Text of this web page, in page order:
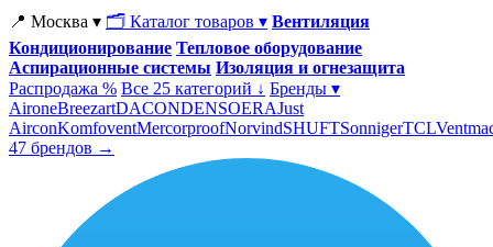
📍 Москва ▾ 🗂 Каталог товаров ▾ Вентиляция
Кондиционирование Тепловое оборудование
Аспирационные системы Изоляция и огнезащита
Распродажа % Все 25 категорий ↓ Бренды ▾
AironeBreezartDACONDENSOERAJust
AirconKomfoventMercorproofNorvindSHUFTSonnigerTCL
47 брендов →